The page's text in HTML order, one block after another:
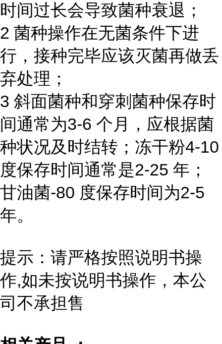
时间过长会导致菌种衰退；
2 菌种操作在无菌条件下进
行，接种完毕应该灭菌再做丢
弃处理；
3 斜面菌种和穿刺菌种保存时
间通常为3-6 个月，应根据菌
种状况及时结转；冻干粉4-10
度保存时间通常是2-25 年；
甘油菌-80 度保存时间为2-5
年。
提示：请严格按照说明书操
作,如未按说明书操作，本公
司不承担售